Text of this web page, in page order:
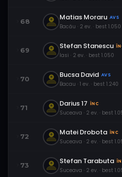
68 Matias Moraru AVS
Bacău · 2 ev. · best 1.050
69 Stefan Stanescu
Iasi · 2 ev. · best 1.050
70 Bucsa David AVS
Bacau · 1 ev. · best 1.240
71 Darius 17 ÎNC
Suceava · 2 ev. · best
72 Matei Drobota ÎNC
Suceava · 2 ev. · best
73 Stefan Tarabuta
Suceava · 2 ev. · best